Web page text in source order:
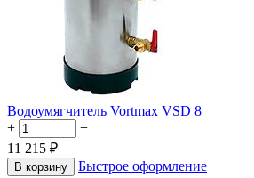
Водоумягчитель Vortmax VSD 8
+
−
11 215 ₽
В корзину
Быстрое оформление